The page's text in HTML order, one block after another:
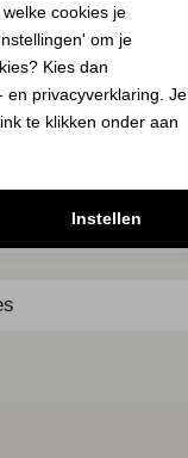
cookies je
om je
Kies dan
en privacyverklaring. Je
te klikken onder aan
Instellen